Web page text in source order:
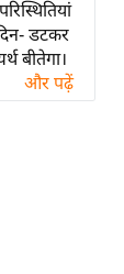
डटकर
बीतेगा।
और पढ़ें